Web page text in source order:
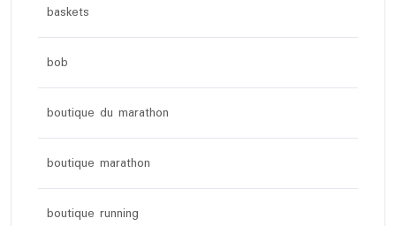
baskets
bob
boutique du marathon
boutique marathon
boutique running